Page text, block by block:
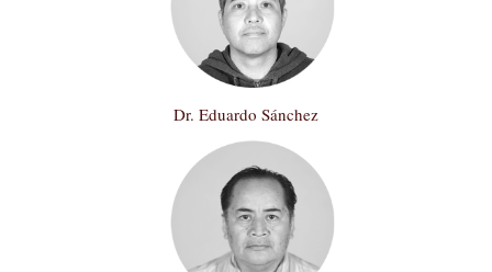
Dr. Eduardo Sánchez